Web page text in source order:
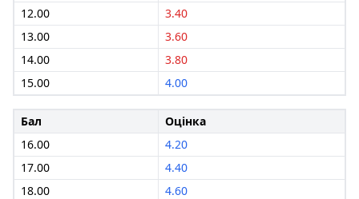
12.00
3.40
13.00
3.60
14.00
3.80
15.00
4.00
Бал
Оцінка
16.00
4.20
17.00
4.40
18.00
4.60